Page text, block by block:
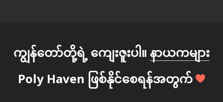
ကျွန်တော်တို့ရဲ့ ကျေးဇူးပါ။ နာယကများ
Poly Haven ဖြစ်နိုင်စေရန်အတွက်